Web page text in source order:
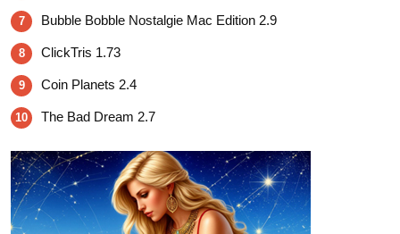
7 Bubble Bobble Nostalgie Mac Edition 2.9
8 ClickTris 1.73
9 Coin Planets 2.4
10 The Bad Dream 2.7